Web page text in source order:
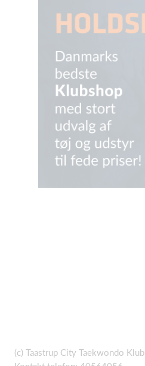
(c) Taastrup City Taekwondo Klub